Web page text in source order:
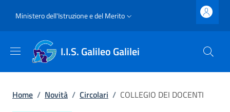
Slim top
Ministero dell'Istruzione e del Merito
I.I.S. Galileo Galilei
Briciole di pane
Home / Novità / Circolari / COLLEGIO DEI DOCENTI